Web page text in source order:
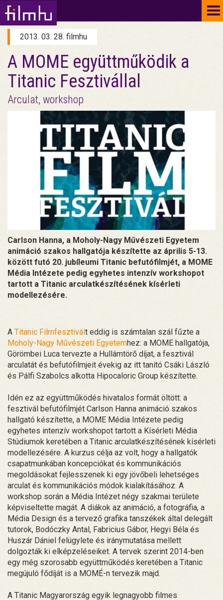
2013. 03. 28. filmhu
A MOME együttműködik a
Titanic Fesztivállal
Arculat, workshop
Carlson Hanna, a Moholy-Nagy Művészeti Egyetem
animáció szakos hallgatója készítette az április 5-13.
között futó 20. jubíleumi Titanic befutófilmjét, a MOME
Média Intézete pedig egyhetes intenzív workshopot
tartott a Titanic arculatkészítésének kísérleti
modellezésére.
A Titanic Filmfesztivált eddig is számtalan szál fűzte a
Moholy-Nagy Művészeti Egyetemhez: a MOME hallgatója,
Görömbei Luca tervezte a Hullámtörő díjat, a fesztivál
arculatát és befutófilmjeit évekig az itt tanító Csáki László
és Pálfi Szabolcs alkotta Hipocaloric Group készítette.
Idén ez az együttműködés hivatalos formát öltött: a
fesztivál befutófilmjét Carlson Hanna animáció szakos
hallgató készítette, a MOME Média Intézete pedig
egyhetes intenzív workshopot tartott a Kísérleti Média
Stúdiumok keretében a Titanic arculatkészítésének kísérleti
modellezésére. A kurzus célja az volt, hogy a hallgatók
csapatmunkában koncepciókat és kommunikációs
megoldásokat fejlesszenek ki egy jövőbeli lehetséges
arculat és kommunikációs módok kialakításához. A
workshop során a Média Intézet négy szakmai területe
képviseltette magát. A diákok az animáció, a fotográfia, a
Média Design és a tervező grafika tanszékek által delegált
tutorok, Bodóczky Antal, Fabricius Gábor, Hegyi Béla és
Huszár Dániel felügylete és iránymutatása mellett
dolgozták ki elképzeléseiket. A tervek szerint 2014-ben
egy még szorosabb együttműködés keretében a Titanic
megújuló fődíját is a MOMÉ-n tervezik majd.
A Titanic Magyarország egyik legnagyobb filmes